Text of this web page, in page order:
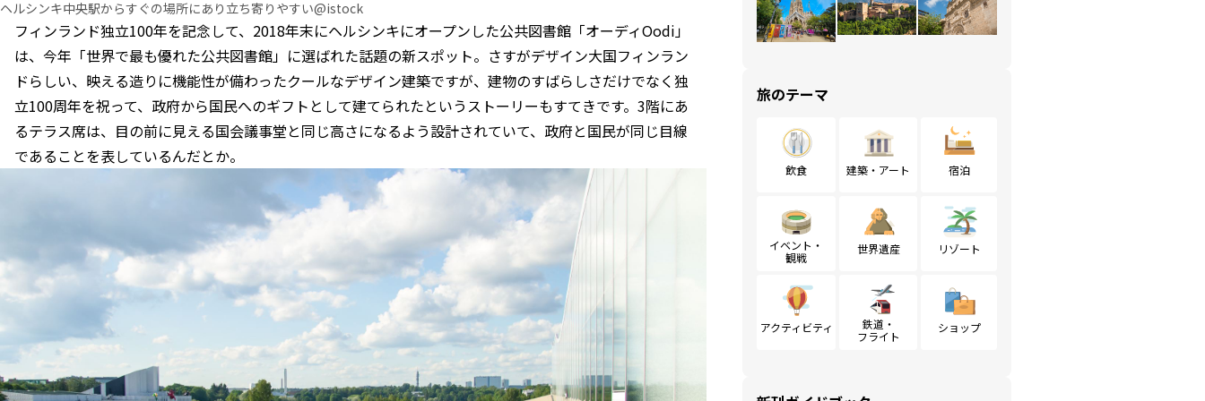
ヘルシンキ中央駅からすぐの場所にあり立ち寄りやすい@istock
フィンランド独立100年を記念して、2018年末にヘルシンキにオープンした公共図書館「オーディOodi」
は、今年「世界で最も優れた公共図書館」に選ばれた話題の新スポット。さすがデザイン大国フィンラン
ドらしい、映える造りに機能性が備わったクールなデザイン建築ですが、建物のすばらしさだけでなく独
立100周年を祝って、政府から国民へのギフトとして建てられたというストーリーもすてきです。3階にあ
るテラス席は、目の前に見える国会議事堂と同じ高さになるよう設計されていて、政府と国民が同じ目線
であることを表しているんだとか。
旅のテーマ
飲食 建築・アート 宿泊
イベント・
観戦
世界遺産 リゾート
アクティビティ
鉄道・
フライト
ショップ